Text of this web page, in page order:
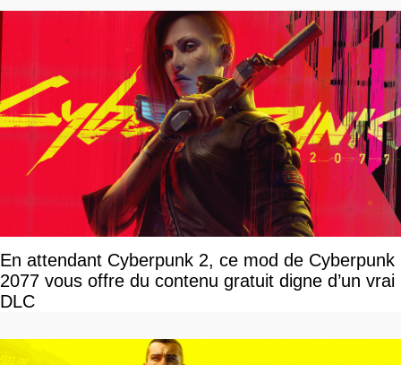
En attendant Cyberpunk 2, ce mod de Cyberpunk
2077 vous offre du contenu gratuit digne d’un vrai
DLC